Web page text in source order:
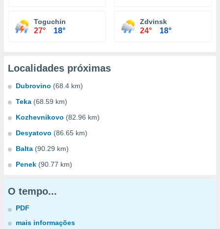
Toguchin
27° 18°
Zdvinsk
24° 18°
Localidades próximas
Dubrovino (68.4 km)
Teka (68.59 km)
Kozhevnikovo (82.96 km)
Desyatovo (86.65 km)
Balta (90.29 km)
Penek (90.77 km)
O tempo...
PDF
mais informações